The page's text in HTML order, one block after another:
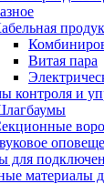
Витая пара
контроля и
для
материалы